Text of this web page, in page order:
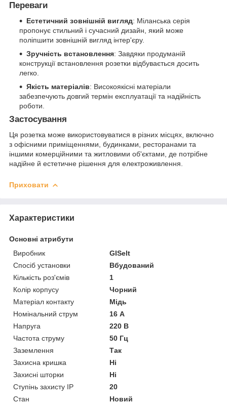
Переваги
Естетичний зовнішній вигляд: Міланська серія
пропонує стильний і сучасний дизайн, який може
поліпшити зовнішній вигляд інтер'єру.
Зручність встановлення: Завдяки продуманій
конструкції встановлення розетки відбувається досить
легко.
Якість матеріалів: Високоякісні матеріали
забезпечують довгий термін експлуатації та надійність
роботи.
Застосування
Ця розетка може використовуватися в різних місцях, включно
з офісними приміщеннями, будинками, ресторанами та
іншими комерційними та житловими об'єктами, де потрібне
надійне й естетичне рішення для електроживлення.
Приховати
Характеристики
Основні атрибути
Виробник
GISelt
Спосіб установки
Вбудований
Кількість роз'ємів
1
Колір корпусу
Чорний
Матеріал контакту
Мідь
Номінальний струм
16 А
Напруга
220 В
Частота струму
50 Гц
Заземлення
Так
Захисна кришка
Ні
Захисні шторки
Ні
Ступінь захисту IP
20
Стан
Новий